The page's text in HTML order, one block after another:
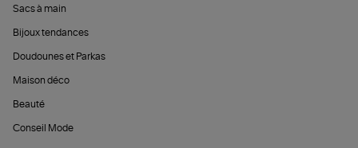
Sacs à main
Bijoux tendances
Doudounes et Parkas
Maison déco
Beauté
Conseil Mode